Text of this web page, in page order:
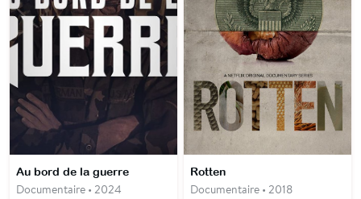
Au bord de la guerre
Documentaire • 2024
Rotten
Documentaire • 2018